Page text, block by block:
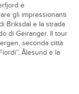
e
gli impressionanti
Briksdal e la strada
di Geiranger. Il tour
seconda città
Ålesund e la